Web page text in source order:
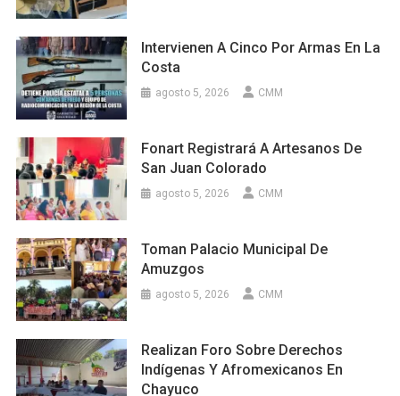
Intervienen A Cinco Por Armas En La
Costa
agosto 5, 2026 CMM
Fonart Registrará A Artesanos De
San Juan Colorado
agosto 5, 2026 CMM
Toman Palacio Municipal De
Amuzgos
agosto 5, 2026 CMM
Realizan Foro Sobre Derechos
Indígenas Y Afromexicanos En
Chayuco